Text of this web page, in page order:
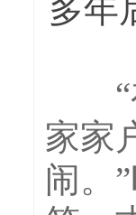
多年
“在
家家
闹。